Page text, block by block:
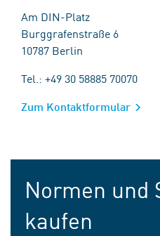
Am DIN-Platz
Burggrafenstraße 6
10787 Berlin
Tel.: +49 30 58885 70070
Zum Kontaktformular
Normen und
kaufen